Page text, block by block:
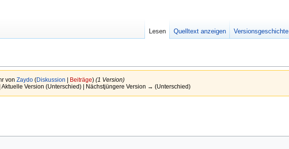
von Zaydo (Diskussion Beiträge) (1 Version)
Version (Unterschied) | Nächstjüngere Version → (Unterschied)
Lesen Quelltext anzeigen Versionsgeschichte